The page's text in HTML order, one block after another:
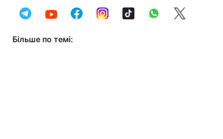
Більше по темі: